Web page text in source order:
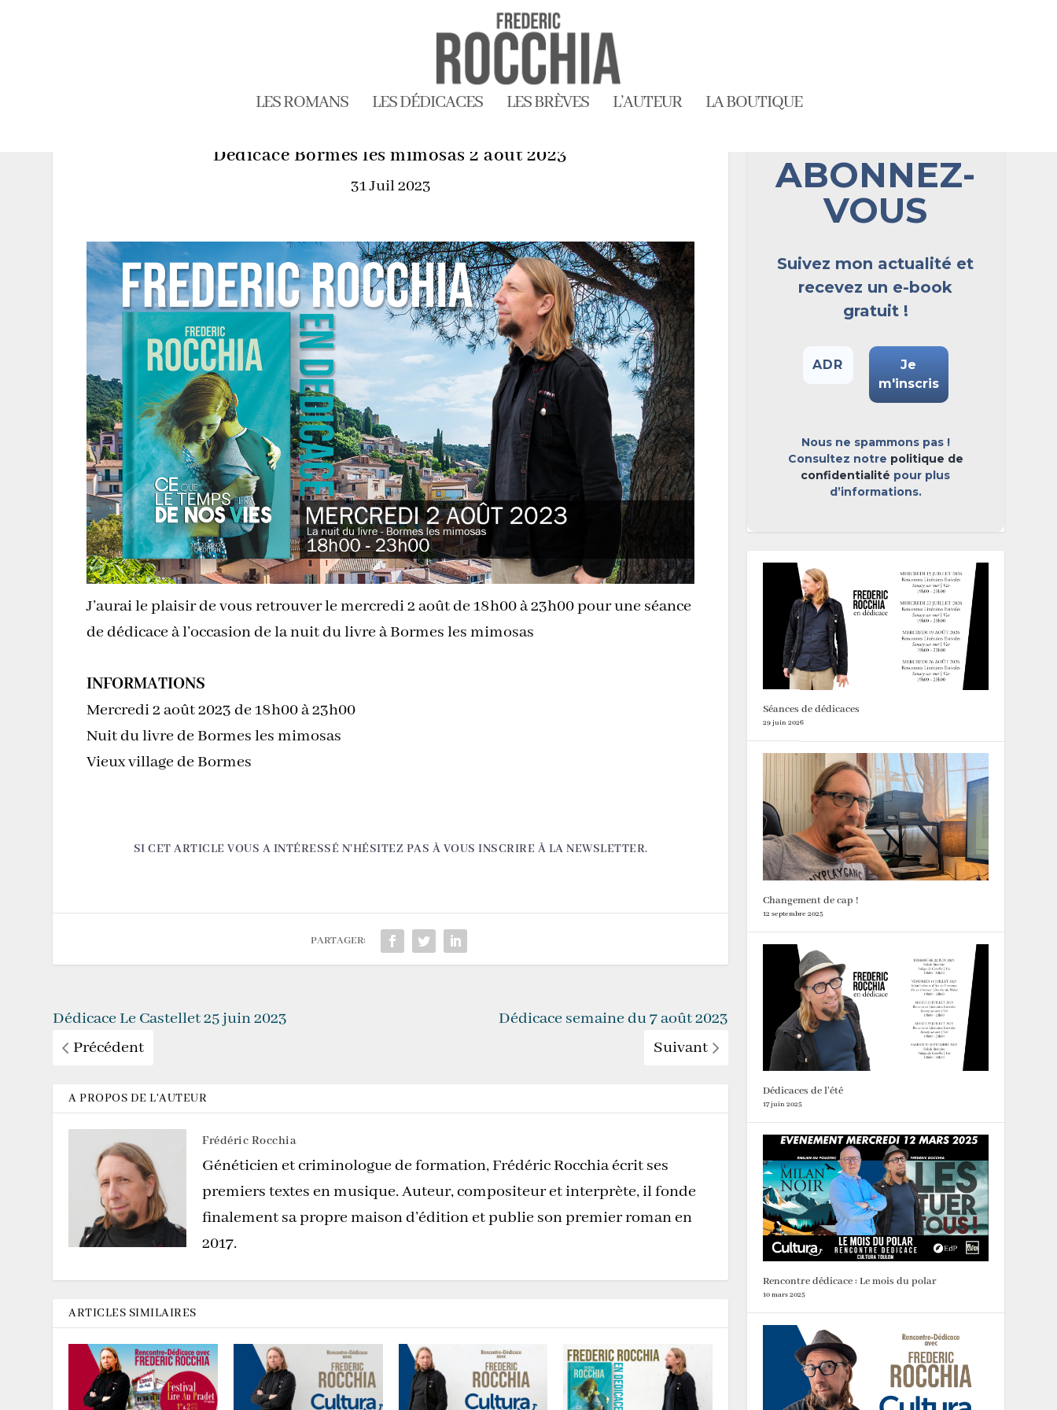
LES ROMANS LES DÉDICACES LES BRÈVES L’AUTEUR LA BOUTIQUE
Dédicace Bormes les mimosas 2 août 2023
31 Juil 2023
J’aurai le plaisir de vous retrouver le mercredi 2 août de 18h00 à 23h00 pour une séance
de dédicace à l’occasion de la nuit du livre à Bormes les mimosas
INFORMATIONS
Mercredi 2 août 2023 de 18h00 à 23h00
Nuit du livre de Bormes les mimosas
Vieux village de Bormes
SI CET ARTICLE VOUS A INTÉRESSÉ N’HÉSITEZ PAS À VOUS INSCRIRE À LA NEWSLETTER.
PARTAGER:
Dédicace Le Castellet 25 juin 2023
Précédent
Dédicace semaine du 7 août 2023
Suivant
A PROPOS DE L'AUTEUR
Frédéric Rocchia
Généticien et criminologue de formation, Frédéric Rocchia écrit ses
premiers textes en musique. Auteur, compositeur et interprète, il fonde
finalement sa propre maison d’édition et publie son premier roman en
2017.
ARTICLES SIMILAIRES
ABONNEZ-
VOUS
Suivez mon actualité et
recevez un e-book
gratuit !
Nous ne spammons pas !
Consultez notre politique de
confidentialité pour plus
d’informations.
Séances de dédicaces
29 juin 2026
Changement de cap !
12 septembre 2025
Dédicaces de l’été
17 juin 2025
Rencontre dédicace : Le mois du polar
10 mars 2025